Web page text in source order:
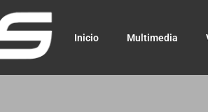
Inicio Multimedia